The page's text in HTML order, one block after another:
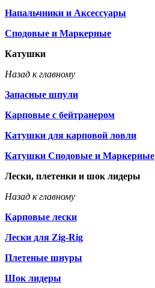
Напальчники и Аксессуары
Сподовые и Маркерные
Катушки
Назад к главному
Запасные шпули
Карповые с бейтранером
Катушки для карповой ловли
Катушки Сподовые и Маркерные
Лески, плетенки и шок лидеры
Назад к главному
Карповые лески
Лески для Zig-Rig
Плетеные шнуры
Шок лидеры